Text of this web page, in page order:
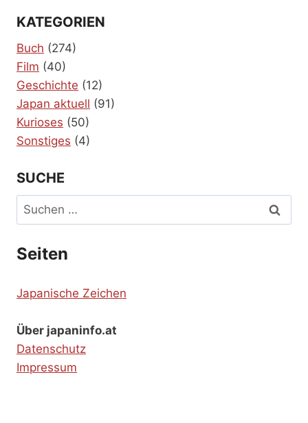
KATEGORIEN
Buch (274)
Film (40)
Geschichte (12)
Japan aktuell (91)
Kurioses (50)
Sonstiges (4)
SUCHE
Suchen
nach:
Seiten
Japanische Zeichen
Über japaninfo.at
Datenschutz
Impressum